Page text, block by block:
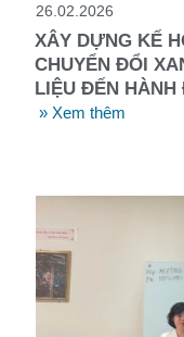
26.02.2026
XÂY DỰNG KẾ
CHUYỂN ĐỔI
LIỆU ĐẾN HÀNH
» Xem thêm